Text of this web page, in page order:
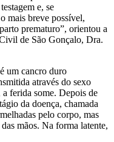
e, se
mais breve possível,
prematuro”, orientou a
de São Gonçalo, Dra.
um cancro duro
através do sexo
ferida some. Depois de
da doença, chamada
pelo corpo, mas
mãos. Na forma latente,